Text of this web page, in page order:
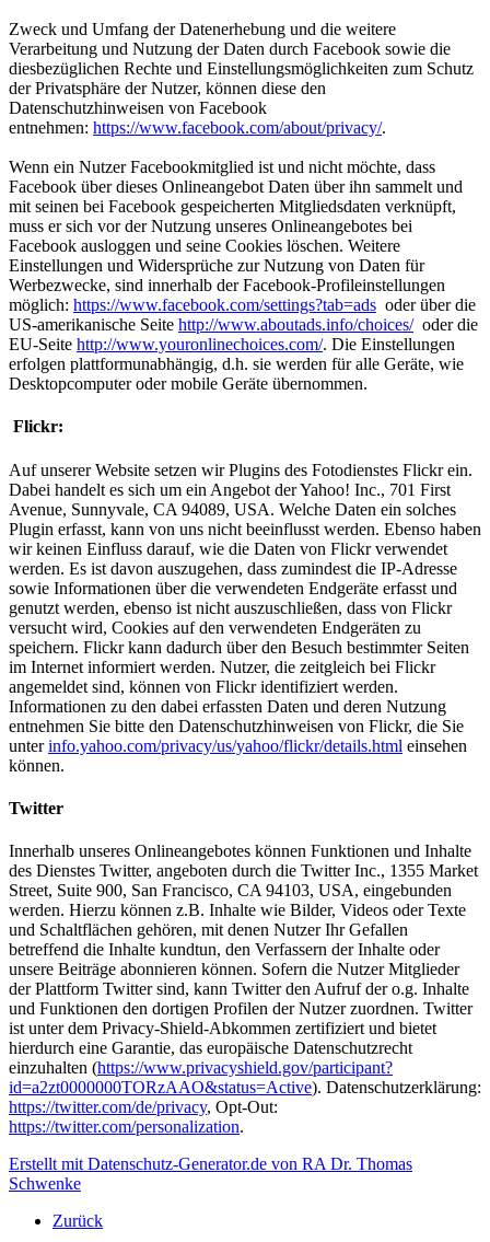
Zweck und Umfang der Datenerhebung und die weitere
Verarbeitung und Nutzung der Daten durch Facebook sowie die
diesbezüglichen Rechte und Einstellungsmöglichkeiten zum Schutz
der Privatsphäre der Nutzer, können diese den
Datenschutzhinweisen von Facebook
entnehmen: https://www.facebook.com/about/privacy/.
Wenn ein Nutzer Facebookmitglied ist und nicht möchte, dass
Facebook über dieses Onlineangebot Daten über ihn sammelt und
mit seinen bei Facebook gespeicherten Mitgliedsdaten verknüpft,
muss er sich vor der Nutzung unseres Onlineangebotes bei
Facebook ausloggen und seine Cookies löschen. Weitere
Einstellungen und Widersprüche zur Nutzung von Daten für
Werbezwecke, sind innerhalb der Facebook-Profileinstellungen
möglich: https://www.facebook.com/settings?tab=ads oder über die
US-amerikanische Seite http://www.aboutads.info/choices/oder die
EU-Seite http://www.youronlinechoices.com/. Die Einstellungen
erfolgen plattformunabhängig, d.h. sie werden für alle Geräte, wie
Desktopcomputer oder mobile Geräte übernommen.
Flickr:
Auf unserer Website setzen wir Plugins des Fotodienstes Flickr ein.
Dabei handelt es sich um ein Angebot der Yahoo! Inc., 701 First
Avenue, Sunnyvale, CA 94089, USA. Welche Daten ein solches
Plugin erfasst, kann von uns nicht beeinflusst werden. Ebenso haben
wir keinen Einfluss darauf, wie die Daten von Flickr verwendet
werden. Es ist davon auszugehen, dass zumindest die IP-Adresse
sowie Informationen über die verwendeten Endgeräte erfasst und
genutzt werden, ebenso ist nicht auszuschließen, dass von Flickr
versucht wird, Cookies auf den verwendeten Endgeräten zu
speichern. Flickr kann dadurch über den Besuch bestimmter Seiten
im Internet informiert werden. Nutzer, die zeitgleich bei Flickr
angemeldet sind, können von Flickr identifiziert werden.
Informationen zu den dabei erfassten Daten und deren Nutzung
entnehmen Sie bitte den Datenschutzhinweisen von Flickr, die Sie
unterinfo.yahoo.com/privacy/us/yahoo/flickr/details.html einsehen
können.
Twitter
Innerhalb unseres Onlineangebotes können Funktionen und Inhalte
des Dienstes Twitter, angeboten durch die Twitter Inc., 1355 Market
Street, Suite 900, San Francisco, CA 94103, USA, eingebunden
werden. Hierzu können z.B. Inhalte wie Bilder, Videos oder Texte
und Schaltflächen gehören, mit denen Nutzer Ihr Gefallen
betreffend die Inhalte kundtun, den Verfassern der Inhalte oder
unsere Beiträge abonnieren können. Sofern die Nutzer Mitglieder
der Plattform Twitter sind, kann Twitter den Aufruf der o.g. Inhalte
und Funktionen den dortigen Profilen der Nutzer zuordnen. Twitter
ist unter dem Privacy-Shield-Abkommen zertifiziert und bietet
hierdurch eine Garantie, das europäische Datenschutzrecht
einzuhalten (https://www.privacyshield.gov/participant?
id=a2zt0000000TORzAAO&status=Active). Datenschutzerklärung:
https://twitter.com/de/privacy, Opt-Out:
https://twitter.com/personalization.
Erstellt mit Datenschutz-Generator.de von RA Dr. Thomas
Schwenke
Zurück